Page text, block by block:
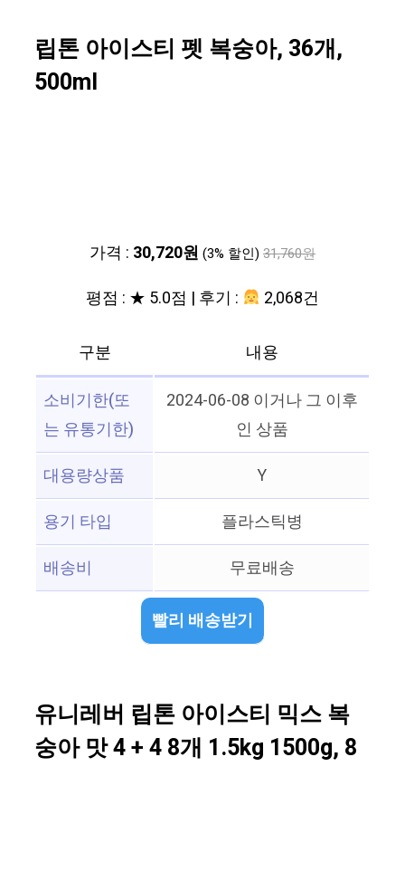
립톤 아이스티 펫 복숭아, 36개,
500ml
가격 : 30,720원 (3% 할인) 31,760원
평점 : ★ 5.0점 | 후기 : 2,068건
구분
내용
소비기한(또
는 유통기한)
2024-06-08 이거나 그 이후
인 상품
대용량상품
Y
용기 타입
플라스틱병
배송비
무료배송
빨리 배송받기
유니레버 립톤 아이스티 믹스 복
숭아 맛 4 + 4 8개 1.5kg 1500g, 8